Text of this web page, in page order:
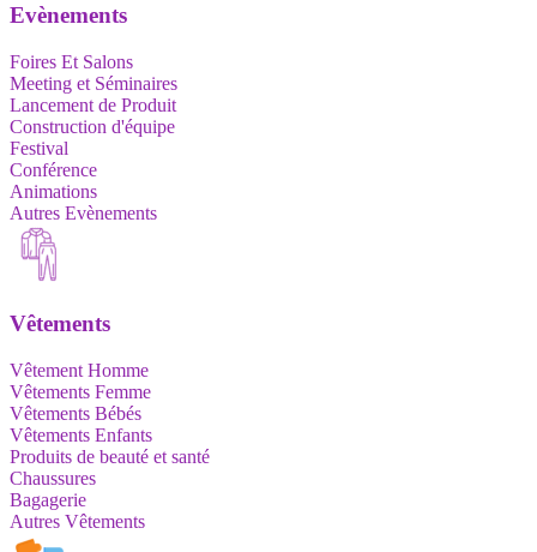
Evènements
Foires Et Salons
Meeting et Séminaires
Lancement de Produit
Construction d'équipe
Festival
Conférence
Animations
Autres Evènements
Vêtements
Vêtement Homme
Vêtements Femme
Vêtements Bébés
Vêtements Enfants
Produits de beauté et santé
Chaussures
Bagagerie
Autres Vêtements